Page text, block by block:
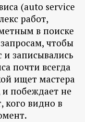
(auto service
работ,
в поиске
чтобы
и записывались
почти всегда
ищет мастера
побеждает не
кого видно в